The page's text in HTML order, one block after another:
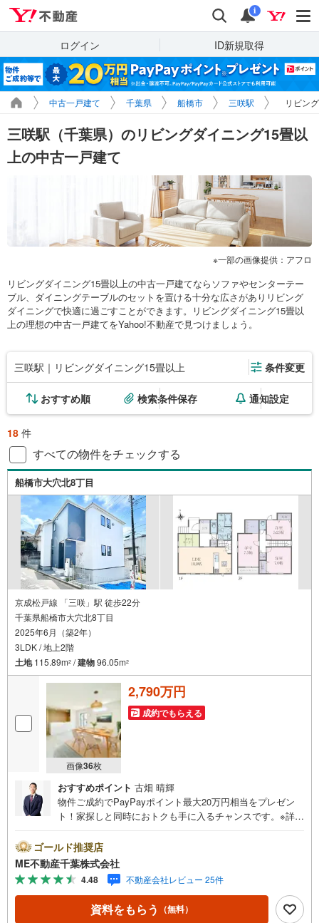
検索 通知
i
ログイン ID新規取得
中古一戸建て 千葉県 船橋市 三咲駅 リビン
三咲駅（千葉県）のリビングダイニング15畳以
上の中古一戸建て
一部の画像提供：アフロ
リビングダイニング15畳以上の中古一戸建てならソファやセンターテー
ブル、ダイニングテーブルのセットを置ける十分な広さがありリビング
ダイニングで快適に過ごすことができます。リビングダイニング15畳以
上の理想の中古一戸建てをYahoo!不動産で見つけましょう。
三咲駅｜リビングダイニング15畳以上 条件変更
おすすめ順 検索条件保存 通知設定
18 件
すべての物件をチェックする
船橋市大穴北8丁目
京成松戸線 「三咲」駅 徒歩22分
千葉県船橋市大穴北8丁目
2025年6月（築2年）
3LDK / 地上2階
土地115.89m2 /建物96.05m2
画像36枚
2,790万円
成約でもらえる
おすすめポイント 古畑 晴輝
物件ご成約でPayPayポイント最大20万円相当をプレゼン
ト！家探しと同時におトクも手に入るチャンスです。※詳し
送迎無料！頭金なし・銀行比較＆相談可！ テレビで紹介さ
れた『やどかリッチ』使えます！豊かに過ごすには『イン
テリア』家具や家電と『エクステリア』カーポートや楽し
める庭、この充実度で変わってきます。これらを一括で購
入でき、その代金を住宅ローンに組み込むことが可能なサ
ービス、それがやどかリッチです。 頭金0円でもOK！（諸
ゴールド推奨店
ME不動産千葉株式会社
4.48 不動産会社レビュー 25件
資料をもらう （無料）